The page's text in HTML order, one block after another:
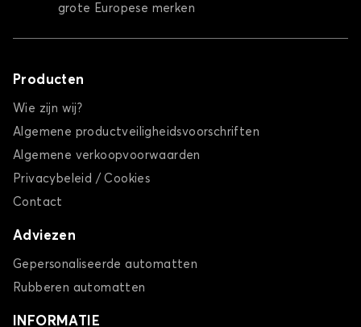
grote Europese merken
Producten
Wie zijn wij?
Algemene productveiligheidsvoorschriften
Algemene verkoopvoorwaarden
Privacybeleid / Cookies
Contact
Adviezen
Gepersonaliseerde automatten
Rubberen automatten
INFORMATIE